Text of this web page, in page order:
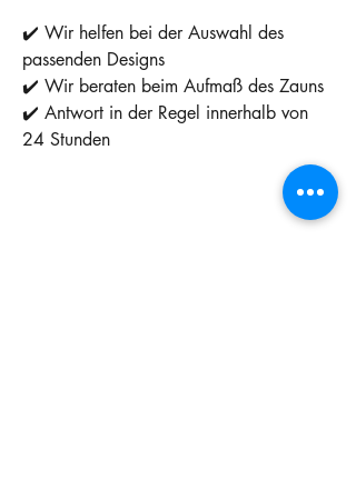
✔️ Wir helfen bei der Auswahl des
passenden Designs
✔️ Wir beraten beim Aufmaß des Zauns
✔️ Antwort in der Regel innerhalb von
24 Stunden